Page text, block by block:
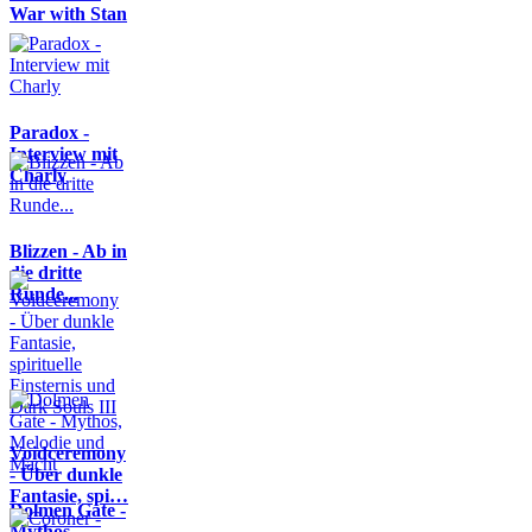
War with Stan
Paradox -
Interview mit
Charly
Blizzen - Ab in
die dritte
Runde...
Voidceremony
- Über dunkle
Fantasie, spi…
Dolmen Gate -